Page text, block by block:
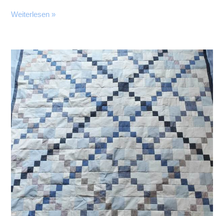
17
Errinnerungsdecke
–
Der
Friendship
Star
Quilt
Weiterlesen »